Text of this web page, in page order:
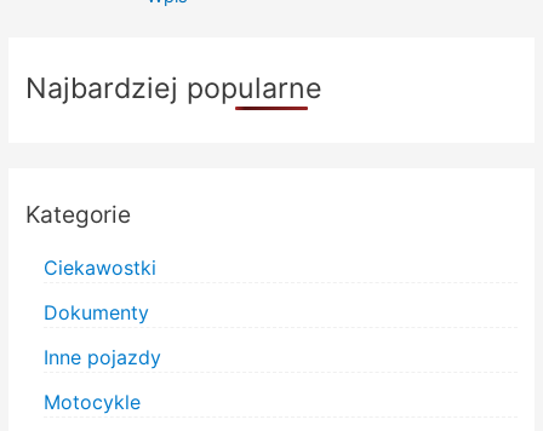
Najbardziej popularne
Kategorie
Ciekawostki
Dokumenty
Inne pojazdy
Motocykle